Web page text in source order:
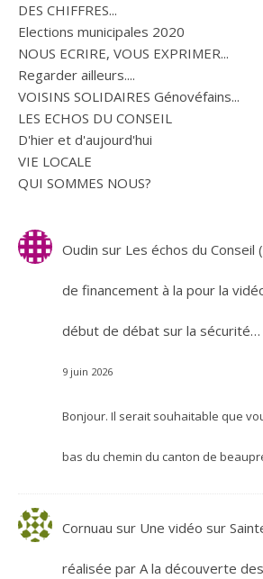
DES CHIFFRES...
Elections municipales 2020
NOUS ECRIRE, VOUS EXPRIMER...
Regarder ailleurs....
VOISINS SOLIDAIRES Génovéfains...
LES ECHOS DU CONSEIL
D'hier et d'aujourd'hui
VIE LOCALE
QUI SOMMES NOUS?
Oudin sur Les échos du
de financement à la pour la
début de débat sur la sécurité…
9 juin 2026
Bonjour. Il serait souhaitable que
bas du chemin du canton de
Cornuau sur Une vidéo sur
réalisée par A la découverte